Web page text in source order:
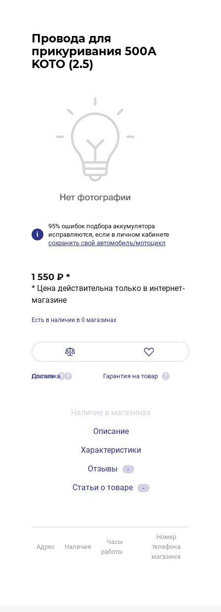
Провода для
прикуривания 500А
KOTO (2.5)
95% ошибок подбора аккумулятора
исправляются, если в личном кабинете
сохранить свой автомобиль/мотоцикл
1 550 ₽ *
* Цена действительна только в интернет-
магазине
Есть в наличии в 0 магазинах
Оплата ?
Доставка ? Гарантия на товар ?
Наличие в магазинах
Описание
Характеристики
Отзывы
-
Статьи о товаре -
Адрес Наличие
Часы
работы
Номер
телефона
магазина